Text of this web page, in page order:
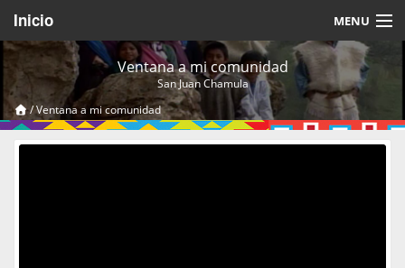
Inicio MENU
Acerca de
Videos Temáticos
Cerrar Sesión
Ventana a mi comunidad
San Juan Chamula
/Ventana a mi comunidad